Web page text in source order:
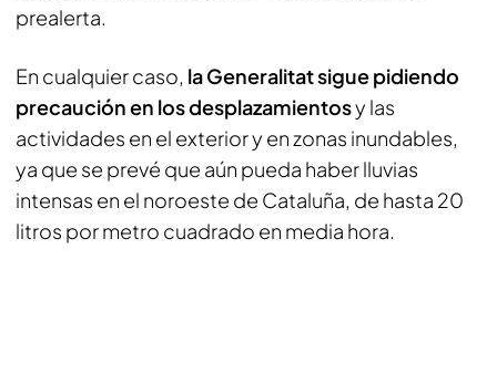
prealerta.
En cualquier caso, la Generalitat sigue pidiendo
precaución en los desplazamientosy las
actividades en el exterior y en zonas inundables,
ya que se prevé que aún pueda haber lluvias
intensas en el noroeste de Cataluña, de hasta 20
litros por metro cuadrado en media hora.